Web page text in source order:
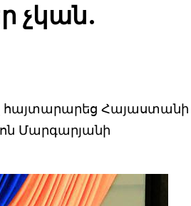
չկան.
հայտարարեց Հայաստանի
Մարգարյանի